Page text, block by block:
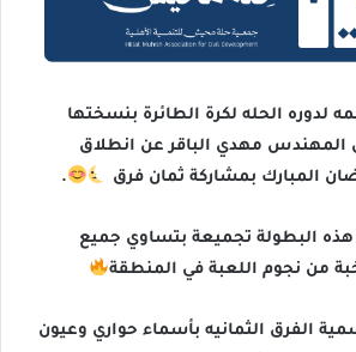
لدوره الحله لكرة الطائرة بنسختها
مهدي الباقر عن انطلاق
المبارك بمشاركة ثمان فرق
.
البطولة تجميعة بتساوي جميع
من نجوم اللعبة في المنطقة
الفرق الثمانيه بأسماء حواري وعيون